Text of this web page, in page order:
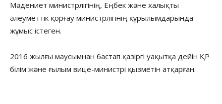
Мәдениет министрлігінің, Еңбек және халықты
әлеуметтік қорғау министрлігінің құрылымдарында
жұмыс істеген.
2016 жылғы маусымнан бастап қазіргі уақытқа дейін ҚР
білім және ғылым вице-министрі қызметін атқарған.